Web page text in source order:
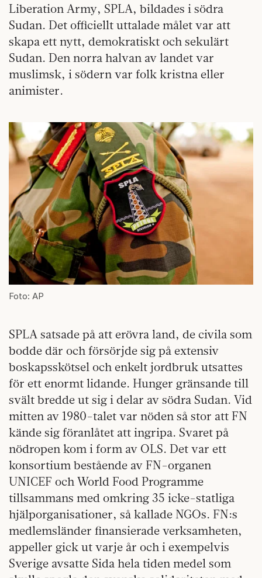
Liberation Army, SPLA, bildades i södra
Sudan. Det officiellt uttalade målet var att
skapa ett nytt, demokratiskt och sekulärt
Sudan. Den norra halvan av landet var
muslimsk, i södern var folk kristna eller
animister.
Foto: AP
SPLA satsade på att erövra land, de civila som
bodde där och försörjde sig på extensiv
boskapsskötsel och enkelt jordbruk utsattes
för ett enormt lidande. Hunger gränsande till
svält bredde ut sig i delar av södra Sudan. Vid
mitten av 1980-talet var nöden så stor att FN
kände sig föranlåtet att ingripa. Svaret på
nödropen kom i form av OLS. Det var ett
konsortium bestående av FN-organen
UNICEF och World Food Programme
tillsammans med omkring 35 icke-statliga
hjälporganisationer, så kallade NGOs. FN:s
medlemsländer finansierade verksamheten,
appeller gick ut varje år och i exempelvis
Sverige avsatte Sida hela tiden medel som